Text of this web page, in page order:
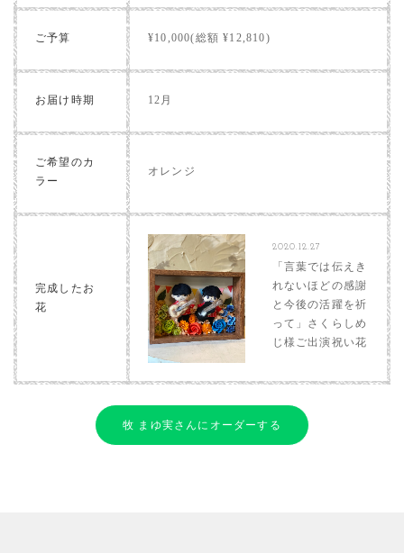
ご予算 ¥10,000(総額 ¥12,810)
お届け時期 12月
ご希望のカ
ラー
オレンジ
完成したお
花
2020.12.27
「言葉では伝えき
れないほどの感謝
と今後の活躍を祈
って」さくらしめ
じ様ご出演祝い花
牧 まゆ実さんにオーダーする